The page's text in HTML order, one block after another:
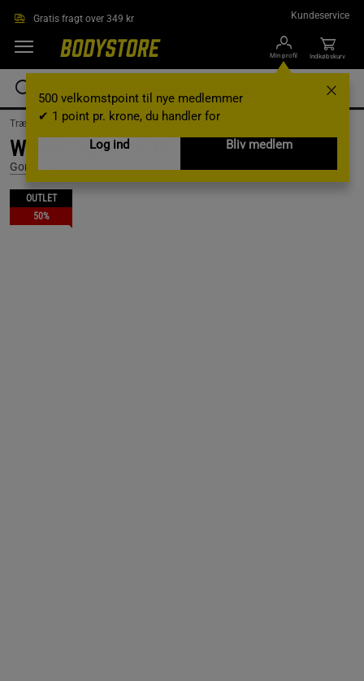
Gratis fragt over 349 kr Kundeservice
Min profil
500 velkomstpoint til nye medlemmer
✔ 1 point pr. krone, du handler for
Log ind
Bliv medlem
Indkøbskurv
Træningstøj /Træningstøj til kvinder / Træningstights
Willow Leggings, Black, XS
Gorilla Wear
OUTLET
50%